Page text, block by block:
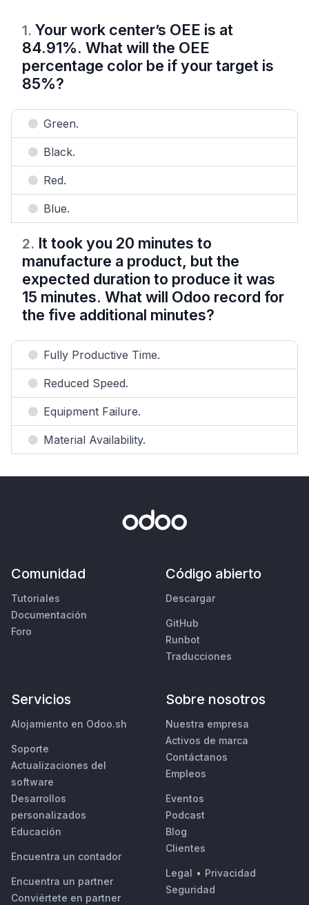
1. Your work center’s OEE is at
84.91%. What will the OEE
percentage color be if your target is
85%?
Green.
Black.
Red.
Blue.
2. It took you 20 minutes to
manufacture a product, but the
expected duration to produce it was
15 minutes. What will Odoo record for
the five additional minutes?
Fully Productive Time.
Reduced Speed.
Equipment Failure.
Material Availability.
Comunidad
Tutoriales
Documentación
Foro
Código abierto
Descargar
GitHub
Runbot
Traducciones
Servicios
Alojamiento en Odoo.sh
Soporte
Actualizaciones del
software
Desarrollos
personalizados
Educación
Encuentra un contador
Encuentra un partner
Conviértete en partner
Sobre nosotros
Nuestra empresa
Activos de marca
Contáctanos
Empleos
Eventos
Podcast
Blog
Clientes
Legal • Privacidad
Seguridad